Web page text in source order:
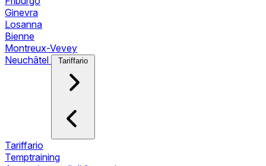
Ginevra
Losanna
Bienne
Montreux-Vevey
Neuchâtel
Tariffario
Tariffario
Temptraining